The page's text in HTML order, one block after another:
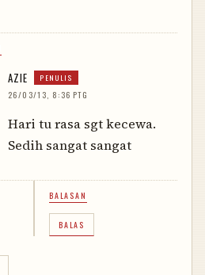
AZIE
26/03/13, 8:36 PTG
Hari tu rasa sgt kecewa.
Sedih sangat sangat
BALASAN
BALAS